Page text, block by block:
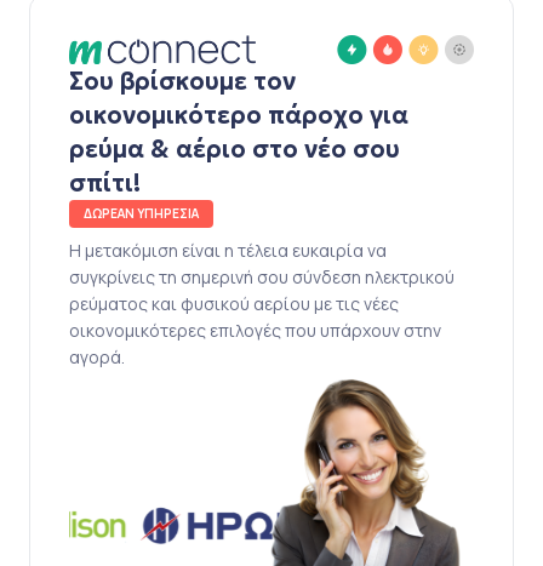
Σου βρίσκουμε τον
οικονομικότερο πάροχο για
ρεύμα & αέριο στο νέο σου
σπίτι!
ΔΩΡΕΑΝ ΥΠΗΡΕΣΙΑ
Η μετακόμιση είναι η τέλεια ευκαιρία να
συγκρίνεις τη σημερινή σου σύνδεση ηλεκτρικού
ρεύματος και φυσικού αερίου με τις νέες
οικονομικότερες επιλογές που υπάρχουν στην
αγορά.